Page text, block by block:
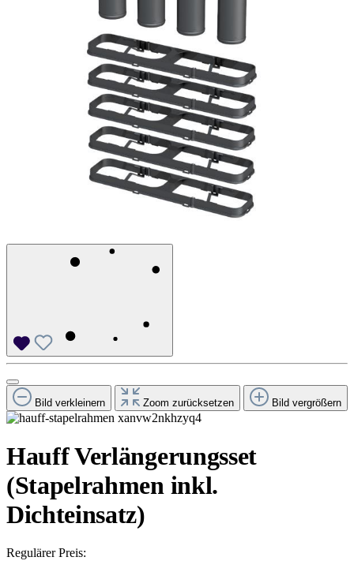
Bild verkleinern Zoom zurücksetzen Bild vergrößern
Hauff Verlängerungsset
(Stapelrahmen inkl.
Dichteinsatz)
Regulärer Preis: